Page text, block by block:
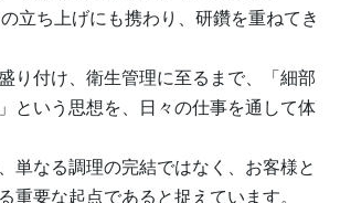
立ち上げにも携わり、研鑽を重ねてき
り付け、衛生管理に至るまで、「細部
という思想を、日々の仕事を通して体
単なる調理の完結ではなく、お客様と
重要な起点であると捉えています。